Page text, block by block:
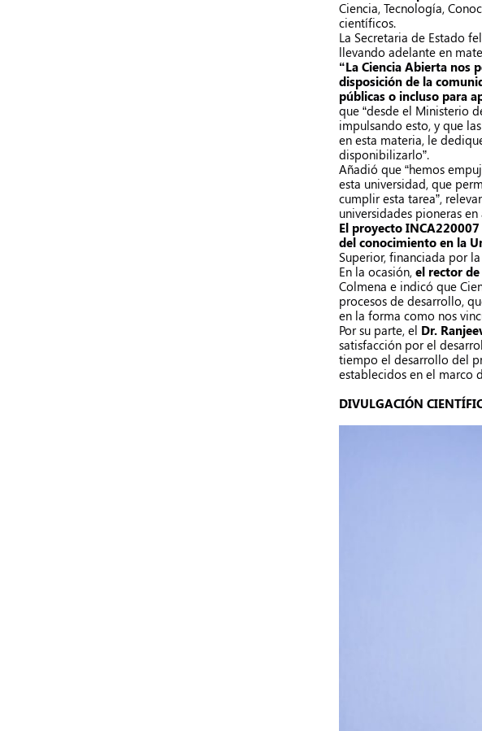
Ciencia, Tecnología,
científicos.
La Secretaria de Estado
llevando adelante en
“La Ciencia Abierta nos
disposición de la
públicas o incluso para
que “desde el Ministerio
impulsando esto, y que
en esta materia, le
disponibilizarlo”.
Añadió que “hemos
esta universidad, que
cumplir esta tarea”,
universidades pioneras
El proyecto
del conocimiento en la
Superior, financiada por
En la ocasión, el rector de
Colmena e indicó que
procesos de desarrollo,
en la forma como nos
Por su parte, el Dr.
satisfacción por el
tiempo el desarrollo del
establecidos en el marco
DIVULGACIÓN